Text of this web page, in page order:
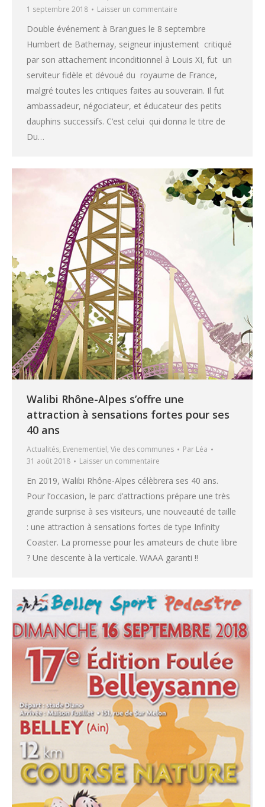
1 septembre 2018
Laisser un commentaire
Double événement à Brangues le 8 septembre
Humbert de Bathernay, seigneur injustement critiqué
par son attachement inconditionnel à Louis XI, fut un
serviteur fidèle et dévoué du royaume de France,
malgré toutes les critiques faites au souverain. Il fut
ambassadeur, négociateur, et éducateur des petits
dauphins successifs. C’est celui qui donna le titre de
Du…
Walibi Rhône-Alpes s’offre une
attraction à sensations fortes pour ses
40 ans
Actualités, Evenementiel, Vie des communes Par Léa
31 août 2018
Laisser un commentaire
En 2019, Walibi Rhône-Alpes célèbrera ses 40 ans.
Pour l’occasion, le parc d’attractions prépare une très
grande surprise à ses visiteurs, une nouveauté de taille
: une attraction à sensations fortes de type Infinity
Coaster. La promesse pour les amateurs de chute libre
? Une descente à la verticale. WAAA garanti !!